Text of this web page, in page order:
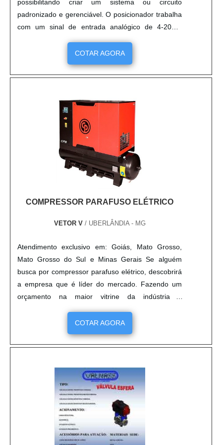
possibilitando criar um sistema ou circuito
padronizado e gerenciável. O posicionador trabalha
com um sinal de entrada analógico de 4-20mA
sendo conectado a 2 fios a qualquer controlador de
processo, de fácil instalação é o equipamento
perfeito para aumentar a eficiência e produtividade
de processos industriais. Conectado a uma válvula
COTAR AGORA
COMPRESSOR PARAFUSO ELÉTRICO
VETOR V/ UBERLÂNDIA - MG
Atendimento exclusivo em: Goiás, Mato Grosso,
Mato Grosso do Sul e Minas Gerais Se alguém
busca por compressor parafuso elétrico, descobrirá
a empresa que é líder do mercado. Fazendo um
orçamento na maior vitrine da indústria e
conhecendo a líder do segmento. É importante
lembrar que o produto deve sempre ser adquirido
com empresas especializadas no segmento. Esse
tipo de cuidado ajuda a garantir a qualidade e
com substituições frequentes de peças defeituosas.
Assim, é possível poupar gastos desnecessários.
UM POUCO MAIS SOBRE COMPRESSOR
PARAFUSO ELÉTRICO Quem quer encontrar
compressor parafuso elétrico em uma empresa
inovadora, vai até o site da VetorV. Empresa
COTAR AGORA